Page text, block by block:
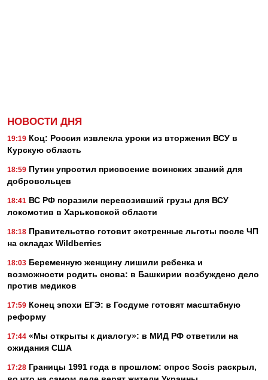
НОВОСТИ ДНЯ
19:19 Коц: Россия извлекла уроки из вторжения ВСУ в
Курскую область
18:59 Путин упростил присвоение воинских званий для
добровольцев
18:41 ВС РФ поразили перевозивший грузы для ВСУ
локомотив в Харьковской области
18:18 Правительство готовит экстренные льготы после ЧП
на складах Wildberries
18:03 Беременную женщину лишили ребенка и
возможности родить снова: в Башкирии возбуждено дело
против медиков
17:59 Конец эпохи ЕГЭ: в Госдуме готовят масштабную
реформу
17:44 «Мы открыты к диалогу»: в МИД РФ ответили на
ожидания США
17:28 Границы 1991 года в прошлом: опрос Socis раскрыл,